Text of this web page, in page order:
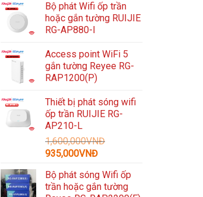
Bộ phát Wifi ốp trần
hoặc gắn tường RUIJIE
RG-AP880-I
Access point WiFi 5
gắn tường Reyee RG-
RAP1200(P)
Thiết bị phát sóng wifi
ốp trần RUIJIE RG-
AP210-L
1,600,000VNĐ
Giá
là:
1,600,000VNĐ.
935,000VNĐGiá
tại
là:
Bộ phát sóng Wifi ốp
trần hoặc gắn tường